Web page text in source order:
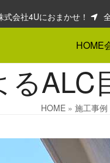
会社4Uにおまかせ！
HOME
る
HOME » 施工事例